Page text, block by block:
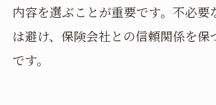
内容を選ぶことが重要です。不必要
は避け、保険会社との信頼関係を保
です。